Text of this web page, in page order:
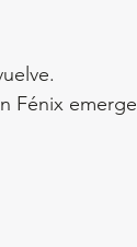
Fénix emerge